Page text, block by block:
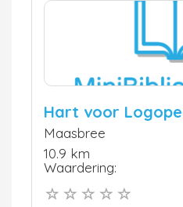
Hart voor
Maasbree
10.9 km
Waardering: